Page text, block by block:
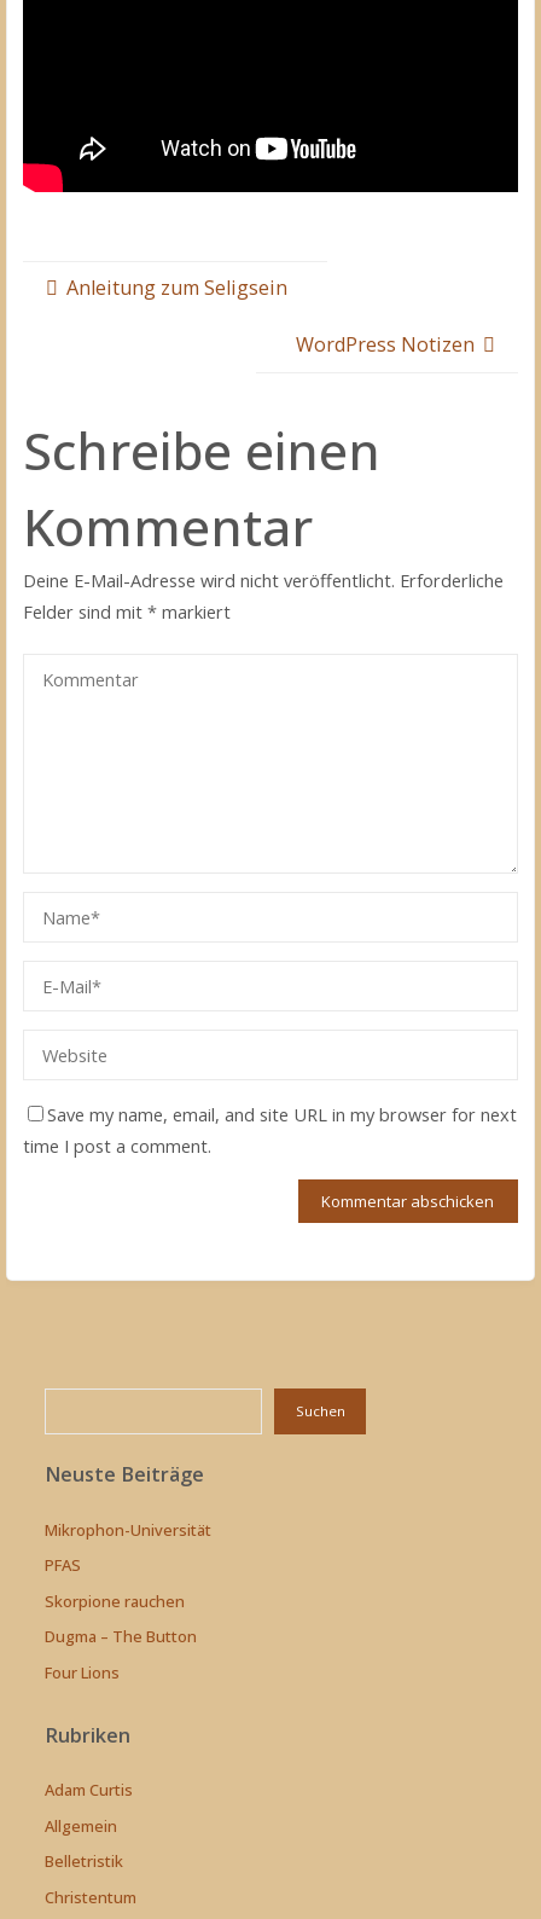
Anleitung zum Seligsein
WordPress Notizen
Schreibe einen
Kommentar
Deine E-Mail-Adresse wird nicht veröffentlicht. Erforderliche
Felder sind mit* markiert
Save my name, email, and site URL in my browser for next
time I post a comment.
Suchen
Neuste Beiträge
Mikrophon-Universität
PFAS
Skorpione rauchen
Dugma – The Button
Four Lions
Rubriken
Adam Curtis
Allgemein
Belletristik
Christentum